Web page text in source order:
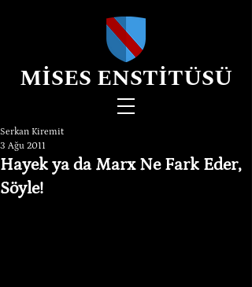
MİSES ENSTİTÜSÜ
Hayek ya da Marx Ne Fark Eder,
Söyle!
Serkan Kiremit
3 Ağu 2011